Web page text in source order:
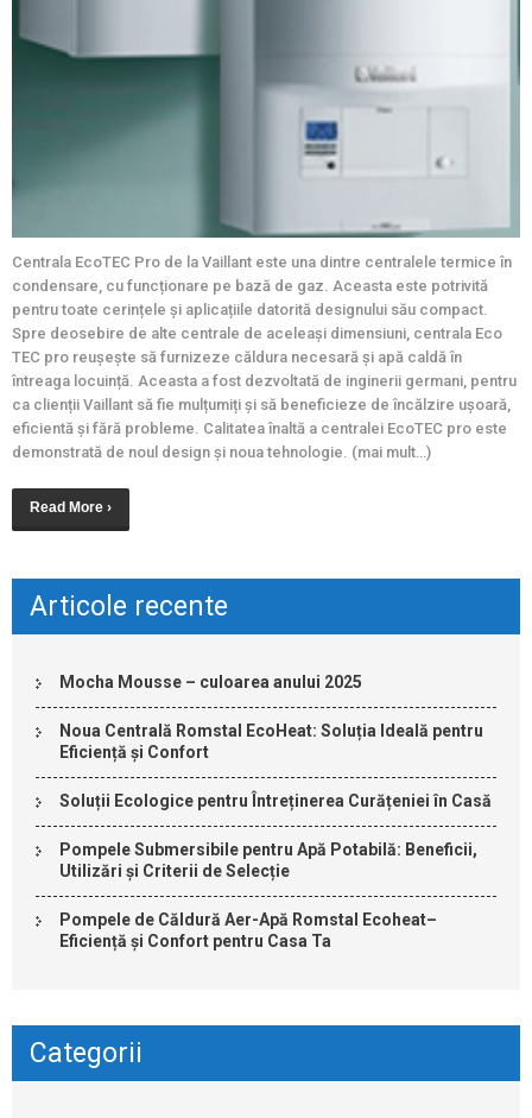
Centrala EcoTEC Pro de la Vaillant este una dintre centralele termice în
condensare, cu funcționare pe bază de gaz. Aceasta este potrivită
pentru toate cerințele și aplicațiile datorită designului său compact.
Spre deosebire de alte centrale de aceleași dimensiuni, centrala Eco
TEC pro reușește să furnizeze căldura necesară și apă caldă în
întreaga locuință. Aceasta a fost dezvoltată de inginerii germani, pentru
ca clienții Vaillant să fie mulțumiți și să beneficieze de încălzire ușoară,
eficientă și fără probleme. Calitatea înaltă a centralei EcoTEC pro este
demonstrată de noul design și noua tehnologie. (mai mult…)
Read More ›
Articole recente
Mocha Mousse – culoarea anului 2025
Noua Centrală Romstal EcoHeat: Soluția Ideală pentru
Eficiență și Confort
Soluții Ecologice pentru Întreținerea Curățeniei în Casă
Pompele Submersibile pentru Apă Potabilă: Beneficii,
Utilizări și Criterii de Selecție
Pompele de Căldură Aer-Apă Romstal Ecoheat–
Eficiență și Confort pentru Casa Ta
Categorii